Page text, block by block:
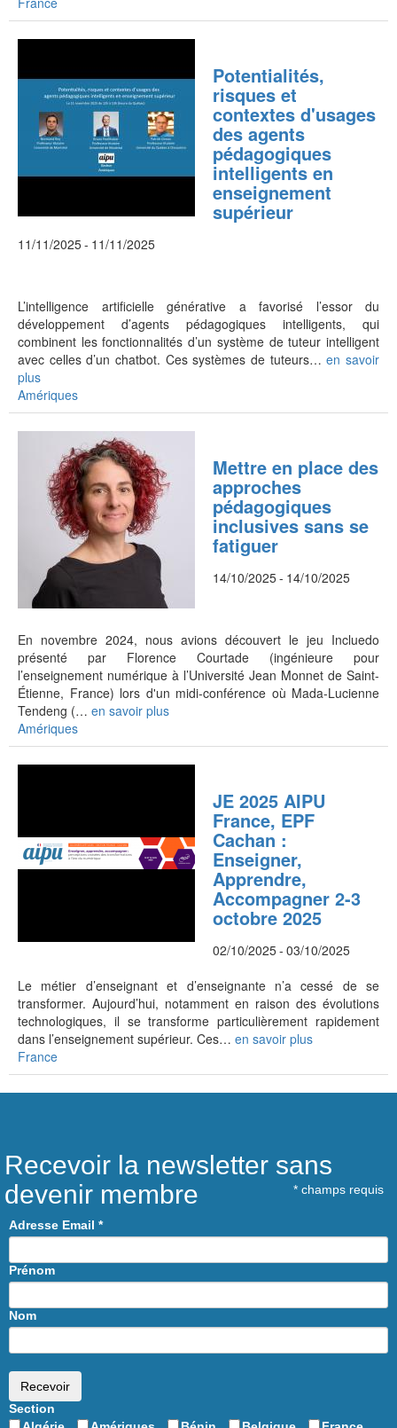
Potentialités,
risques et
contextes d'usages
des agents
pédagogiques
intelligents en
enseignement
supérieur
11/11/2025- 11/11/2025
L’intelligence artificielle générative a favorisé l’essor du
développement d’agents pédagogiques intelligents, qui
combinent les fonctionnalités d’un système de tuteur intelligent
avec celles d’un chatbot. Ces systèmes de tuteurs…en savoir
plus
Amériques
Mettre en place des
approches
pédagogiques
inclusives sans se
fatiguer
14/10/2025- 14/10/2025
En novembre 2024, nous avions découvert le jeu Incluedo
présenté par Florence Courtade (ingénieure pour
l’enseignement numérique à l’Université Jean Monnet de Saint-
Étienne, France) lors d'un midi-conférence où Mada-Lucienne
Tendeng (… en savoir plus
Amériques
JE 2025 AIPU
France, EPF
Cachan :
Enseigner,
Apprendre,
Accompagner 2-3
octobre 2025
02/10/2025- 03/10/2025
Le métier d’enseignant et d’enseignante n’a cessé de se
transformer. Aujourd’hui, notamment en raison des évolutions
technologiques, il se transforme particulièrement rapidement
dans l’enseignement supérieur. Ces… en savoir plus
France
Recevoir la newsletter sans
devenir membre
* champs requis
Adresse Email *
Prénom
Nom
Section